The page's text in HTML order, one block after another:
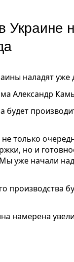
Украине
наладят уже
Александр
только
но и
уже начали
производства
намерена